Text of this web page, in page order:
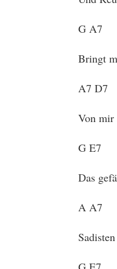
G A7
Bringt
A7 D7
Von mir
G E7
Das
A A7